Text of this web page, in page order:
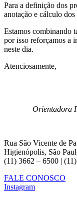
Para a definição dos
anotação e cálculo dos
Estamos combinando
por isso reforçamos a
neste dia.
Atenciosamente,
Orientadora
Rua São Vicente de
Higienópolis, São
(11) 3662 – 6500 |
FALE CONOSCO
Instagram